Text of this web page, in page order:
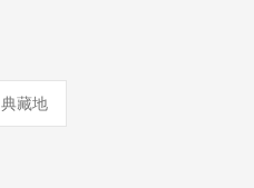
典藏地